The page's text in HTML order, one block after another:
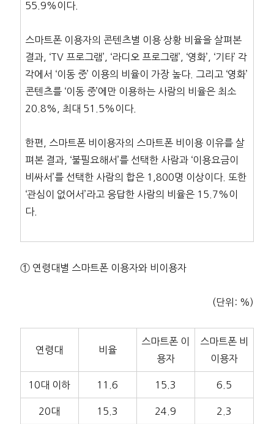
55.9%이다.
스마트폰 이용자의 콘텐츠별 이용 상황 비율을 살펴본
결과, ‘TV 프로그램’, ‘라디오 프로그램’, ‘영화’, ‘기타’ 각
각에서 ‘이동 중’ 이용의 비율이 가장 높다. 그리고 ‘영화’
콘텐츠를 ‘이동 중’에만 이용하는 사람의 비율은 최소
20.8%, 최대 51.5%이다.
한편, 스마트폰 비이용자의 스마트폰 비이용 이유를 살
펴본 결과, ‘불필요해서’를 선택한 사람과 ‘이용요금이
비싸서’를 선택한 사람의 합은 1,800명 이상이다. 또한
‘관심이 없어서’라고 응답한 사람의 비율은 15.7%이
다.
① 연령대별 스마트폰 이용자와 비이용자
(단위: %)
연령대 비율
스마트폰 이
용자
스마트폰 비
이용자
10대 이하 11.6 15.3 6.5
20대 15.3 24.9 2.3